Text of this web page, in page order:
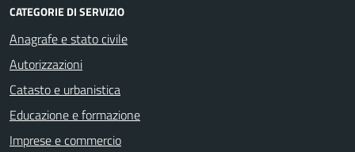
CATEGORIE DI SERVIZIO
Anagrafe e stato civile
Autorizzazioni
Catasto e urbanistica
Educazione e formazione
Imprese e commercio